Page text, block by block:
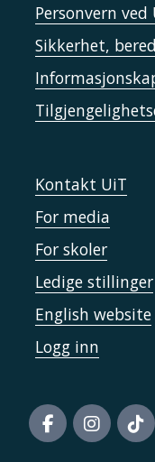
Personvern ved
Sikkerhet,
Kontakt UiT
For media
For skoler
Ledige stillinger
English website
Logg inn